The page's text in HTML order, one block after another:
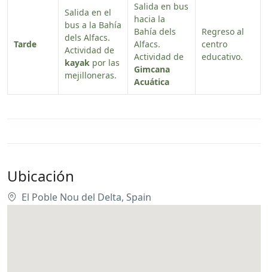
Tarde
Salida en el
bus a la Bahía
dels Alfacs.
Actividad de
kayak por las
mejilloneras.
Salida en bus
hacia la
Bahía dels
Alfacs.
Actividad de
Gimcana
Acuática
Regreso al
centro
educativo.
Ubicación
El Poble Nou del Delta, Spain